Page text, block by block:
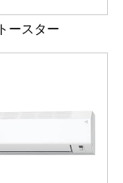
トースター